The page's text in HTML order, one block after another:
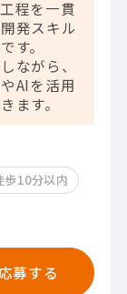
程を一貫
発スキル
す。
ながら、
AIを活用
ます。
10分以内
応募する